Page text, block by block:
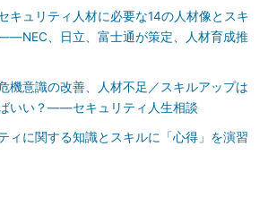
キュリティ人材に必要な14の人材像とスキ
、日立、富士通が策定、人材育成推
機意識の改善、人材不足／スキルアップは
いい？――セキュリティ人生相談
ィに関する知識とスキルに「心得」を演習